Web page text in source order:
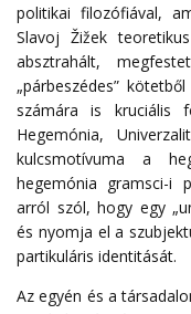
politikai filozófiával,
Slavoj Žižek
absztrahált,
„párbeszédes”
számára is kruciális
Hegemónia,
kulcsmotívuma a
hegemónia gramsci-i
arról szól, hogy egy
és nyomja el a
partikuláris identitását.
Az egyén és a